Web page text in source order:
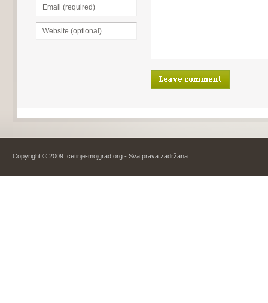
Copyright © 2009. cetinje-mojgrad.org - Sva prava zadržana.